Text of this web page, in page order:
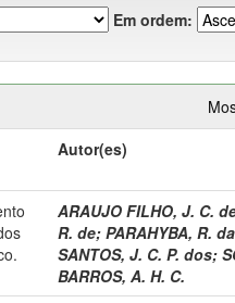
Em ordem:
Autor(es)
ARAUJO FILHO, J. C.
R. de; PARAHYBA, R.
SANTOS, J. C. P. dos;
BARROS, A. H. C.